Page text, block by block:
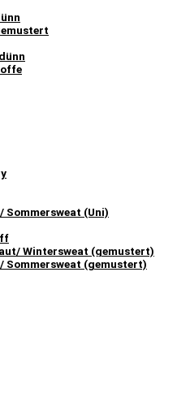
Sommersweat (Uni)
Wintersweat (gemustert)
Sommersweat (gemustert)